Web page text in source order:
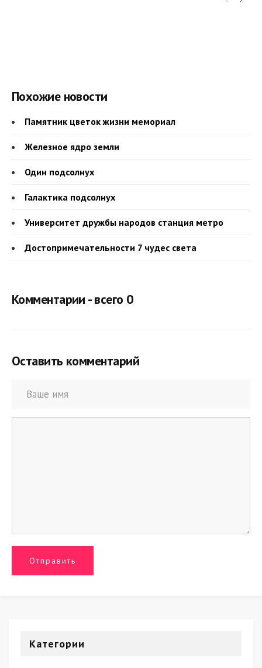
Похожие новости
Памятник цветок жизни мемориал
Железное ядро земли
Один подсолнух
Галактика подсолнух
Университет дружбы народов станция метро
Достопримечательности 7 чудес света
Комментарии - всего 0
Оставить комментарий
Категории